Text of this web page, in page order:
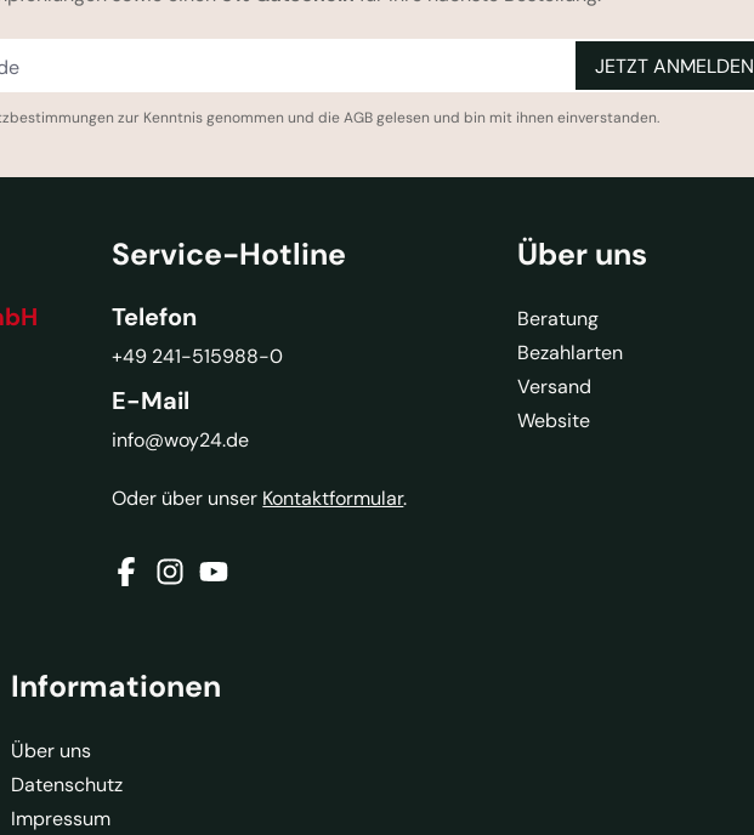
JETZT ANMELDEN
zur Kenntnis genommen und dieAGBgelesen und bin mit ihnen einverstanden.
Service-Hotline
Telefon
+49 241-515988-0
E-Mail
info@woy24.de
Oder über unser Kontaktformular.
Über uns
Beratung
Bezahlarten
Versand
Website
Informationen
Über uns
Datenschutz
Impressum